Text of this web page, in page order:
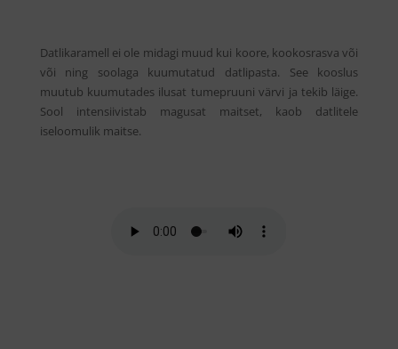
Datlikaramell ei ole midagi muud kui koore, kookosrasva või
või ning soolaga kuumutatud datlipasta. See kooslus
muutub kuumutades ilusat tumepruuni värvi ja tekib läige.
Sool intensiivistab magusat maitset, kaob datlitele
iseloomulik maitse.